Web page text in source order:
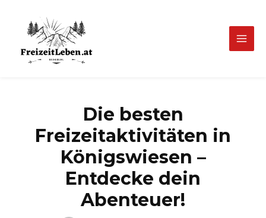
springen
Main
Die besten
Freizeitaktivitäten in
Königswiesen –
Entdecke dein
Abenteuer!